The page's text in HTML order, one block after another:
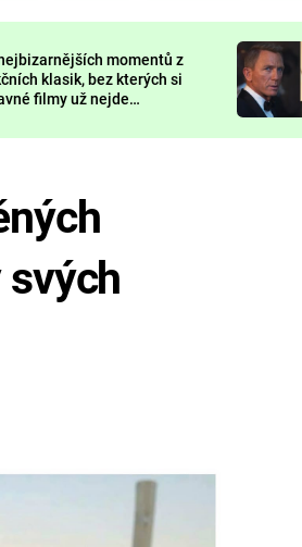
NORRIS
DEADPOOL
momentů z
klasik, bez kterých si
filmy už nejde
svých